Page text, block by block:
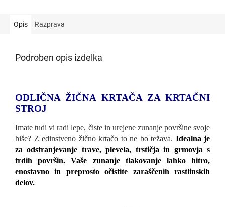
Opis Razprava
Podroben opis izdelka
ODLIČNA ŽIČNA KRTAČA ZA KRTAČNI
STROJ
Imate tudi vi radi lepe, čiste in urejene zunanje površine svoje
hiše? Z edinstveno žično krtačo to ne bo težava. Idealna je
za odstranjevanje trave, plevela, trstičja in grmovja s
trdih površin. Vaše zunanje tlakovanje lahko hitro,
enostavno in preprosto očistite zaraščenih rastlinskih
delov.